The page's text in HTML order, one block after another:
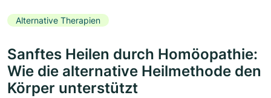
Alternative Therapien
Sanftes Heilen durch Homöopathie:
Wie die alternative Heilmethode den
Körper unterstützt